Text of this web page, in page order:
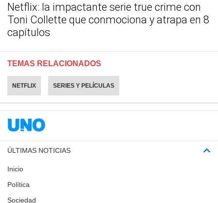
Netflix: la impactante serie true crime con
Toni Collette que conmociona y atrapa en 8
capítulos
TEMAS RELACIONADOS
NETFLIX SERIES Y PELÍCULAS
ÚLTIMAS NOTICIAS
Inicio
Política
Sociedad